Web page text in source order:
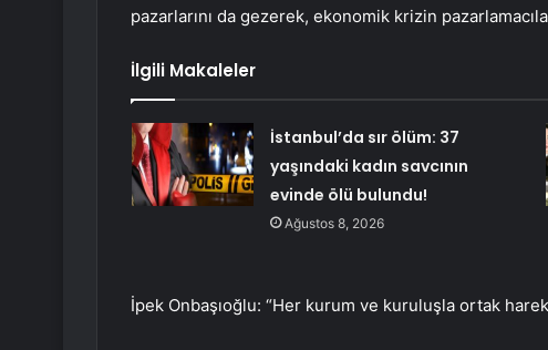
pazarlarını da gezerek, ekonomik krizin
İlgili Makaleler
İstanbul’da sır ölüm: 37
yaşındaki kadın savcının
evinde ölü bulundu!
Ağustos 8, 2026
İpek Onbaşıoğlu: “Her kurum ve kuruluşla ortak